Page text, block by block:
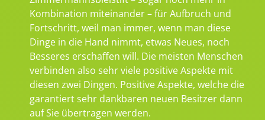
Kombination miteinander – für Aufbruch und
Fortschritt, weil man immer, wenn man diese
Dinge in die Hand nimmt, etwas Neues, noch
Besseres erschaffen will. Die meisten Menschen
verbinden also sehr viele positive Aspekte mit
diesen zwei Dingen. Positive Aspekte, welche die
garantiert sehr dankbaren neuen Besitzer dann
auf Sie übertragen werden.